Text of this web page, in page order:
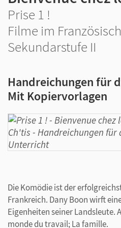
Prise 1 !
Filme im
Sekundarstufe II
Handreichungen für
Mit Kopiervorlagen
Die Komödie ist der
Frankreich. Dany Boon wirft
Eigenheiten seiner Landsleute.
monde du travail; La famille.